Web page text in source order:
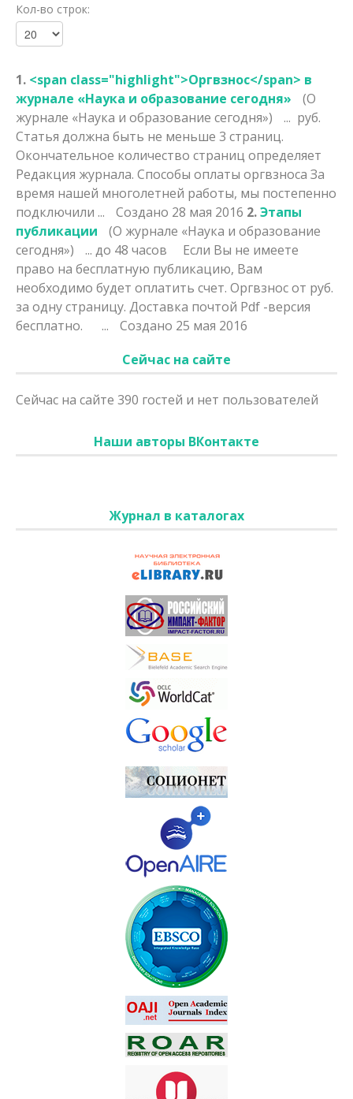
Политические науки
Культурология
Науки о земле
Кол-во строк:
1. <span class="highlight">Оргвзнос</span> в
журнале «Наука и образование сегодня»
(О
журнале «Наука и образование сегодня»)
... руб.
Статья должна быть не меньше 3 страниц.
Окончательное количество страниц определяет
Редакция журнала. Способы оплаты оргвзноса За
время нашей многолетней работы, мы постепенно
подключили ...
Создано 28 мая 2016 2.Этапы
публикации
(О журнале «Наука и образование
сегодня»)
... до 48 часов Если Вы не имеете
право на бесплатную публикацию, Вам
необходимо будет оплатить счет. Оргвзносот руб.
за одну страницу. Доставка почтой Pdf -версия
бесплатно. ...
Создано 25 мая 2016
Сейчас на сайте
Сейчас на сайте 390 гостей и нет пользователей
Наши авторы ВКонтакте
Журнал в каталогах